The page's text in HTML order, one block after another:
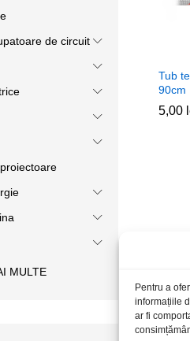
Pentru a
informațiile
ar fi
Tub
90cm
5,00
5,00
de circuit
MULTE